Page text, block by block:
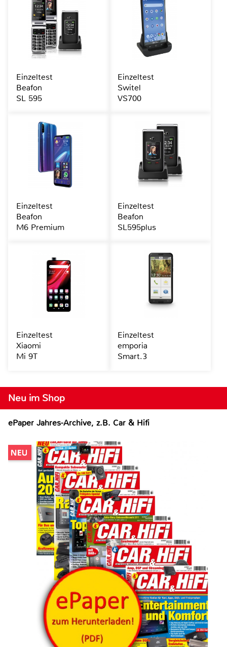
Neu im Shop
ePaper Jahres-Archive, z.B. Car & Hifi
Einzeltest
Beafon
SL 595
Einzeltest
Switel
VS700
Einzeltest
Beafon
M6 Premium
Einzeltest
Beafon
SL595plus
Einzeltest
Xiaomi
Mi 9T
Einzeltest
emporia
Smart.3